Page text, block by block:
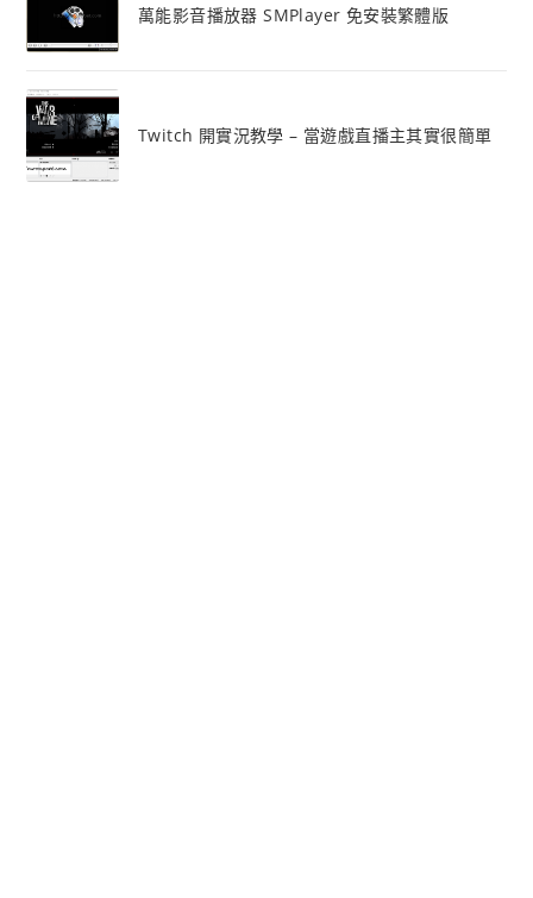
萬能影音播放器 SMPlayer 免安裝繁體版
Twitch 開實況教學 – 當遊戲直播主其實很簡單